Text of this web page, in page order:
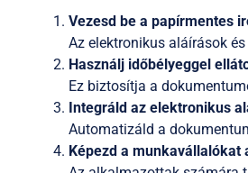
Vezesd be a papírmentes
Az elektronikus aláírások
Használj időbélyeggel
Ez biztosítja a
Integráld az elektronikus
Automatizáld a
Képezd a